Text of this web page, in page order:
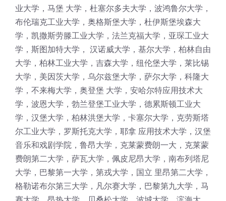
业大学，马堡 大学，杜塞尔多夫大学，波鸿鲁尔大学，
布伦瑞克工业大学，奥格斯堡大学，杜伊斯堡埃森大
学，凯撒斯劳滕工业大学，法兰克福大学，亚琛工业大
学，斯图加特大学， 汉诺威大学，基尔大学，柏林自由
大学，柏林工业大学，吉森大学，纽伦堡大学，莱比锡
大学，美因茨大学，乌尔兹堡大学，萨尔大学，科隆大
学，不来梅大学，奥登堡 大学，安哈尔特应用技术大
学，波恩大学，勃兰登堡工业大学，德累斯顿工业大
学，汉堡大学，柏林洪堡大学，卡塞尔大学，克劳斯塔
尔工业大学，罗斯托克大学，耶拿 应用技术大学，汉堡
音乐和戏剧学院，鲁昂大学，克莱蒙费朗一大，克莱蒙
费朗第二大学，萨瓦大学，佩皮尼昂大学，南布列塔尼
大学，巴黎第一大学，第戎大学，国立 里昂第二大学，
格勒诺布尔第三大学，凡尔赛大学，巴黎第九大学，马